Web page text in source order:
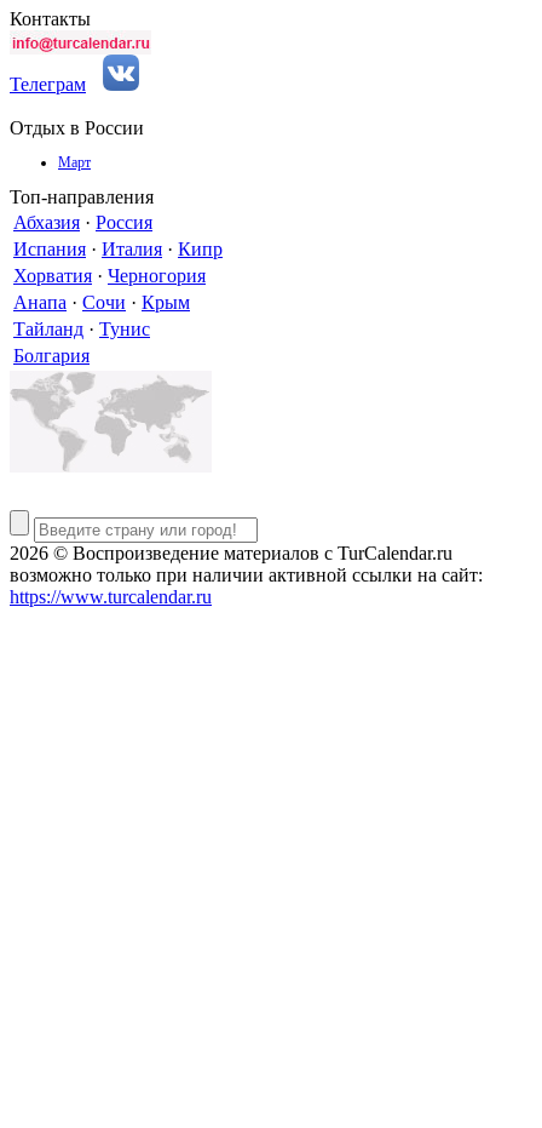
Контакты
Телеграм
Отдых в России
Март
Топ-направления
Абхазия · Россия
Испания · Италия · Кипр
Хорватия · Черногория
Анапа · Сочи · Крым
Тайланд · Тунис
Болгария
2026 © Воспроизведение материалов c TurCalendar.ru
возможно только при наличии активной ссылки на сайт:
https://www.turcalendar.ru